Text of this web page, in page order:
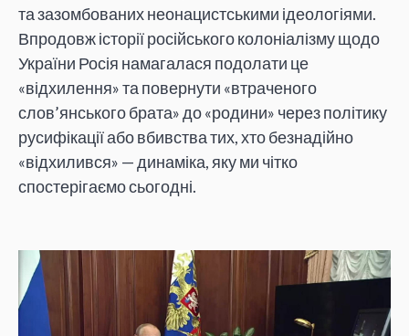
та зазомбованих неонацистськими ідеологіями.
Впродовж історії російського колоніалізму щодо
України Росія намагалася подолати це
«відхилення» та повернути «втраченого
слов’янського брата» до «родини» через політику
русифікації або вбивства тих, хто безнадійно
«відхилився» — динаміка, яку ми чітко
спостерігаємо сьогодні.